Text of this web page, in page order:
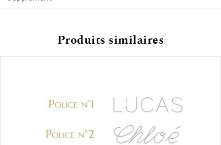
Produits similaires